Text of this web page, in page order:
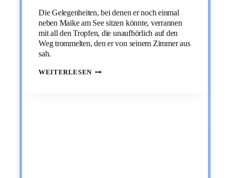
Die Gelegenheiten, bei denen er noch einmal
neben Maike am See sitzen könnte, verrannen
mit all den Tropfen, die unaufhörlich auf den
Weg trommelten, den er von seinem Zimmer aus
sah.
WEITERLESENERKLÄR